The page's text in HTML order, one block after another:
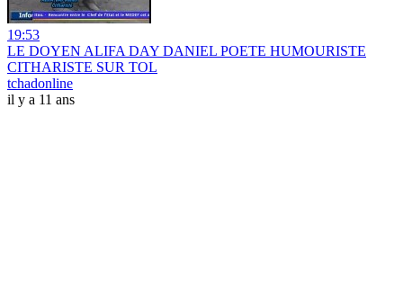
19:53
LE DOYEN ALIFA DAY DANIEL POETE HUMOURISTE
CITHARISTE SUR TOL
tchadonline
il y a 11 ans